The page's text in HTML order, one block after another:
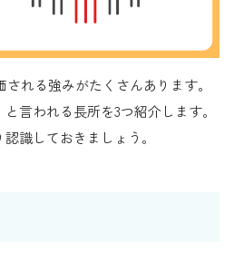
れる強みがたくさんあります。
言われる長所を3つ紹介します。
識しておきましょう。